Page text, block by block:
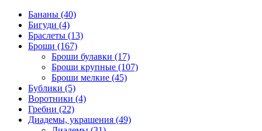
Бананы (40)
Бигуди (4)
Браслеты (13)
Броши (167)
Броши булавки (17)
Броши крупные (107)
Броши мелкие (45)
Бублики (5)
Воротники (4)
Гребни (22)
Диадемы, украшения (49)